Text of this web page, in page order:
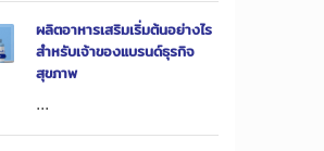
ผลิตอาหารเสริมเริ่มต้นอย่างไร
สำหรับเจ้าของแบรนด์ธุรกิจ
สุขภาพ
...